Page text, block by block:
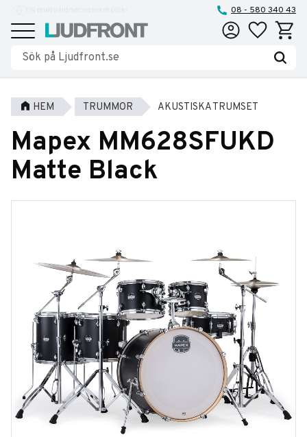
Meny
08 - 580 340 43
Favoriter
HEM TRUMMOR AKUSTISKA TRUMSET
Mapex MM628SFUKD
Matte Black